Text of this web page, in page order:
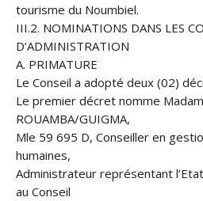
tourisme du Noumbiel.
III.2. NOMINATIONS DANS LES
D’ADMINISTRATION
A. PRIMATURE
Le Conseil a adopté deux (02)
Le premier décret nomme
ROUAMBA/GUIGMA,
Mle 59 695 D, Conseiller en
humaines,
Administrateur représentant
au Conseil